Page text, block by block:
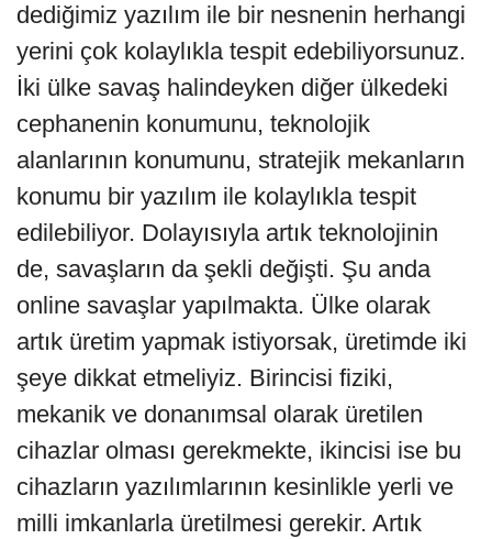
dediğimiz yazılım ile bir nesnenin herhangi
yerini çok kolaylıkla tespit edebiliyorsunuz.
İki ülke savaş halindeyken diğer ülkedeki
cephanenin konumunu, teknolojik
alanlarının konumunu, stratejik mekanların
konumu bir yazılım ile kolaylıkla tespit
edilebiliyor. Dolayısıyla artık teknolojinin
de, savaşların da şekli değişti. Şu anda
online savaşlar yapılmakta. Ülke olarak
artık üretim yapmak istiyorsak, üretimde iki
şeye dikkat etmeliyiz. Birincisi fiziki,
mekanik ve donanımsal olarak üretilen
cihazlar olması gerekmekte, ikincisi ise bu
cihazların yazılımlarının kesinlikle yerli ve
milli imkanlarla üretilmesi gerekir. Artık